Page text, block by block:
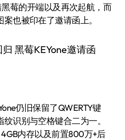
黑莓的开端以及再次起航，而
也被印在了邀请函上。
仍旧保留了QWERTY键
识别与空格键合二为一。
内存以及前置800万+后